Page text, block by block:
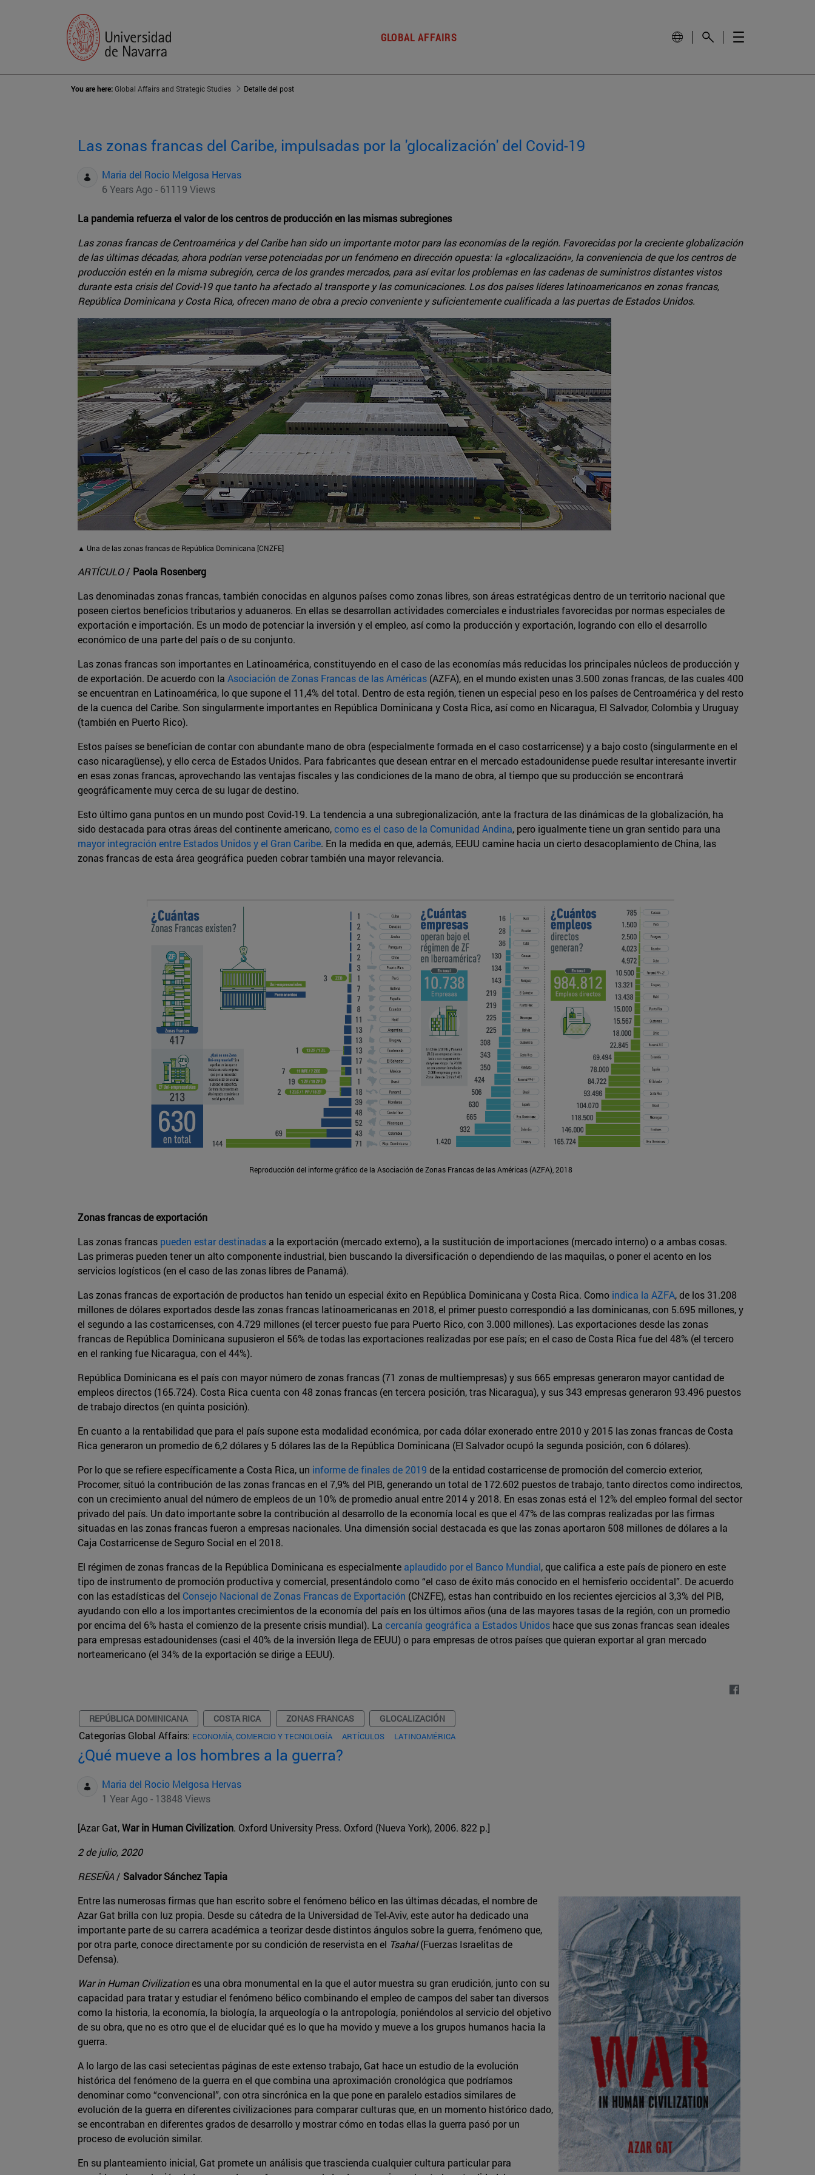
GLOBAL AFFAIRS
You are here:Global Affairs and Strategic Studies Detalle del post
Las zonas francas del Caribe, impulsadas por la 'glocalización' del Covid-19
Maria del Rocio Melgosa Hervas
6 Years Ago - 61119 Views
La pandemia refuerza el valor de los centros de producción en las mismas subregiones
Las zonas francas de Centroamérica y del Caribe han sido un importante motor para las economías de la región. Favorecidas por la creciente globalización
de las últimas décadas, ahora podrían verse potenciadas por un fenómeno en dirección opuesta: la «glocalización», la conveniencia de que los centros de
producción estén en la misma subregión, cerca de los grandes mercados, para así evitar los problemas en las cadenas de suministros distantes vistos
durante esta crisis del Covid-19 que tanto ha afectado al transporte y las comunicaciones. Los dos países líderes latinoamericanos en zonas francas,
República Dominicana y Costa Rica, ofrecen mano de obra a precio conveniente y suficientemente cualificada a las puertas de Estados Unidos.
▲ Una de las zonas francas de República Dominicana [CNZFE]
ARTÍCULO/ Paola Rosenberg
Las denominadas zonas francas, también conocidas en algunos países como zonas libres, son áreas estratégicas dentro de un territorio nacional que
poseen ciertos beneficios tributarios y aduaneros. En ellas se desarrollan actividades comerciales e industriales favorecidas por normas especiales de
exportación e importación. Es un modo de potenciar la inversión y el empleo, así como la producción y exportación, logrando con ello el desarrollo
económico de una parte del país o de su conjunto.
Las zonas francas son importantes en Latinoamérica, constituyendo en el caso de las economías más reducidas los principales núcleos de producción y
de exportación. De acuerdo con la Asociación de Zonas Francas de las Américas (AZFA), en el mundo existen unas 3.500 zonas francas, de las cuales 400
se encuentran en Latinoamérica, lo que supone el 11,4% del total. Dentro de esta región, tienen un especial peso en los países de Centroamérica y del resto
de la cuenca del Caribe. Son singularmente importantes en República Dominicana y Costa Rica, así como en Nicaragua, El Salvador, Colombia y Uruguay
(también en Puerto Rico).
Estos países se benefician de contar con abundante mano de obra (especialmente formada en el caso costarricense) y a bajo costo (singularmente en el
caso nicaragüense), y ello cerca de Estados Unidos. Para fabricantes que desean entrar en el mercado estadounidense puede resultar interesante invertir
en esas zonas francas, aprovechando las ventajas fiscales y las condiciones de la mano de obra, al tiempo que su producción se encontrará
geográficamente muy cerca de su lugar de destino.
Esto último gana puntos en un mundo post Covid-19. La tendencia a una subregionalización, ante la fractura de las dinámicas de la globalización, ha
sido destacada para otras áreas del continente americano,como es el caso de la Comunidad Andina, pero igualmente tiene un gran sentido para una
mayor integración entre Estados Unidos y el Gran Caribe. En la medida en que, además, EEUU camine hacia un cierto desacoplamiento de China, las
zonas francas de esta área geográfica pueden cobrar también una mayor relevancia.
Reproducción del informe gráfico de la Asociación de Zonas Francas de las Américas (AZFA), 2018
Zonas francas de exportación
Las zonas francas pueden estar destinadas a la exportación (mercado externo), a la sustitución de importaciones (mercado interno) o a ambas cosas.
Las primeras pueden tener un alto componente industrial, bien buscando la diversificación o dependiendo de las maquilas, o poner el acento en los
servicios logísticos (en el caso de las zonas libres de Panamá).
Las zonas francas de exportación de productos han tenido un especial éxito en República Dominicana y Costa Rica. Como indica la AZFA, de los 31.208
millones de dólares exportados desde las zonas francas latinoamericanas en 2018, el primer puesto correspondió a las dominicanas, con 5.695 millones, y
el segundo a las costarricenses, con 4.729 millones (el tercer puesto fue para Puerto Rico, con 3.000 millones). Las exportaciones desde las zonas
francas de República Dominicana supusieron el 56% de todas las exportaciones realizadas por ese país; en el caso de Costa Rica fue del 48% (el tercero
en el ranking fue Nicaragua, con el 44%).
República Dominicana es el país con mayor número de zonas francas (71 zonas de multiempresas) y sus 665 empresas generaron mayor cantidad de
empleos directos (165.724). Costa Rica cuenta con 48 zonas francas (en tercera posición, tras Nicaragua), y sus 343 empresas generaron 93.496 puestos
de trabajo directos (en quinta posición).
En cuanto a la rentabilidad que para el país supone esta modalidad económica, por cada dólar exonerado entre 2010 y 2015 las zonas francas de Costa
Rica generaron un promedio de 6,2 dólares y 5 dólares las de la República Dominicana (El Salvador ocupó la segunda posición, con 6 dólares).
Por lo que se refiere específicamente a Costa Rica, un informe de finales de 2019 de la entidad costarricense de promoción del comercio exterior,
Procomer, situó la contribución de las zonas francas en el 7,9% del PIB, generando un total de 172.602 puestos de trabajo, tanto directos como indirectos,
con un crecimiento anual del número de empleos de un 10% de promedio anual entre 2014 y 2018. En esas zonas está el 12% del empleo formal del sector
privado del país. Un dato importante sobre la contribución al desarrollo de la economía local es que el 47% de las compras realizadas por las firmas
situadas en las zonas francas fueron a empresas nacionales. Una dimensión social destacada es que las zonas aportaron 508 millones de dólares a la
Caja Costarricense de Seguro Social en el 2018.
El régimen de zonas francas de la República Dominicana es especialmente aplaudido por el Banco Mundial, que califica a este país de pionero en este
tipo de instrumento de promoción productiva y comercial, presentándolo como “el caso de éxito más conocido en el hemisferio occidental”. De acuerdo
con las estadísticas del Consejo Nacional de Zonas Francas de Exportación (CNZFE), estas han contribuido en los recientes ejercicios al 3,3% del PIB,
ayudando con ello a los importantes crecimientos de la economía del país en los últimos años (una de las mayores tasas de la región, con un promedio
por encima del 6% hasta el comienzo de la presente crisis mundial). La cercanía geográfica a Estados Unidos hace que sus zonas francas sean ideales
para empresas estadounidenses (casi el 40% de la inversión llega de EEUU) o para empresas de otros países que quieran exportar al gran mercado
norteamericano (el 34% de la exportación se dirige a EEUU).
REPÚBLICA DOMINICANA COSTA RICA ZONAS FRANCAS GLOCALIZACIÓN
Categorías Global Affairs: ECONOMÍA, COMERCIO Y TECNOLOGÍA ARTÍCULOS LATINOAMÉRICA
¿Qué mueve a los hombres a la guerra?
Maria del Rocio Melgosa Hervas
1 Year Ago - 13848 Views
[Azar Gat,War in Human Civilization. Oxford University Press. Oxford (Nueva York), 2006. 822 p.]
2 de julio, 2020
RESEÑA / Salvador Sánchez Tapia
Entre las numerosas firmas que han escrito sobre el fenómeno bélico en las últimas décadas, el nombre de
Azar Gat brilla con luz propia. Desde su cátedra de la Universidad de Tel-Aviv, este autor ha dedicado una
importante parte de su carrera académica a teorizar desde distintos ángulos sobre la guerra, fenómeno que,
por otra parte, conoce directamente por su condición de reservista en el Tsahal(Fuerzas Israelitas de
Defensa).
War in Human Civilizationes una obra monumental en la que el autor muestra su gran erudición, junto con su
capacidad para tratar y estudiar el fenómeno bélico combinando el empleo de campos del saber tan diversos
como la historia, la economía, la biología, la arqueología o la antropología, poniéndolos al servicio del objetivo
de su obra, que no es otro que el de elucidar qué es lo que ha movido y mueve a los grupos humanos hacia la
guerra.
A lo largo de las casi setecientas páginas de este extenso trabajo, Gat hace un estudio de la evolución
histórica del fenómeno de la guerra en el que combina una aproximación cronológica que podríamos
denominar como “convencional”, con otra sincrónica en la que pone en paralelo estadios similares de
evolución de la guerra en diferentes civilizaciones para comparar culturas que, en un momento histórico dado,
se encontraban en diferentes grados de desarrollo y mostrar cómo en todas ellas la guerra pasó por un
proceso de evolución similar.
En su planteamiento inicial, Gat promete un análisis que trascienda cualquier cultura particular para